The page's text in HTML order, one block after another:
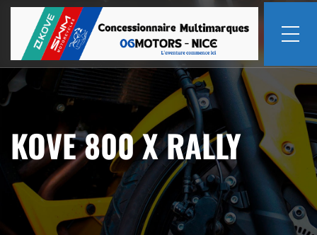
KOVE 800 X RALLY